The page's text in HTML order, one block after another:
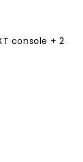
console + 2